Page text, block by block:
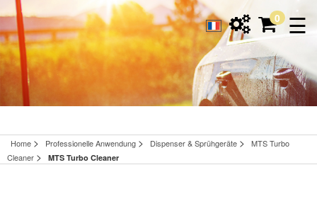
☰
0
Home > Professionelle Anwendung > Dispenser & Sprühgeräte >
MTS Turbo
Cleaner > MTS Turbo Cleaner